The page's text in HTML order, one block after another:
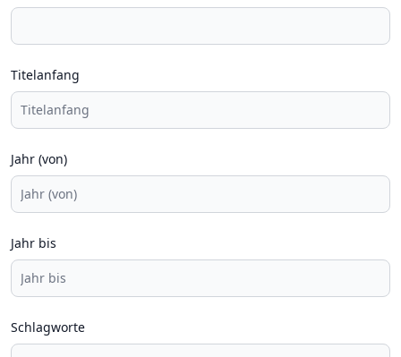
Titelanfang
Jahr (von)
Jahr bis
Schlagworte